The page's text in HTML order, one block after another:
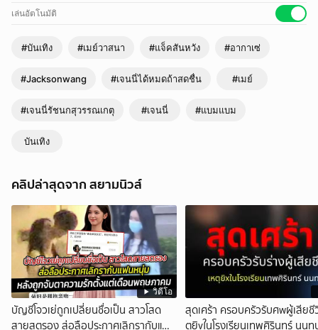
เล่นอัตโนมัติ
#บันเทิง #เมย์วาสนา #แจ็คสันหวัง #อากาเซ่
#Jacksonwang #เจนนี่ได้หมดถ้าสดชื่น #เมย์
#เจนนี่รัชนกสุวรรณเกตุ #เจนนี่ #แบมแบม
บันเทิง
คลิปล่าสุดจาก สยามนิวส์
วิดีโอ
บัญชีโจวเย่ถูกเปลี่ยนชื่อเป็น สาวโสด
สายสตรอง ส่อลือประกาศเลิกรากับแฟน
สุดเศร้า ครอบครัวรับศwผู้เสียชี
ตุยิvในโรงเรียนเทพศิรินทร์ นนท